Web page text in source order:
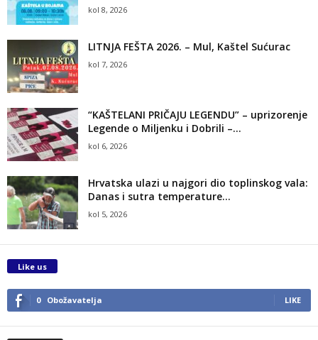
kol 8, 2026
LITNJA FEŠTA 2026. – Mul, Kaštel Sućurac
kol 7, 2026
“KAŠTELANI PRIČAJU LEGENDU” – uprizorenje
Legende o Miljenku i Dobrili –...
kol 6, 2026
Hrvatska ulazi u najgori dio toplinskog vala:
Danas i sutra temperature...
kol 5, 2026
Like us
0 Obožavatelja LIKE